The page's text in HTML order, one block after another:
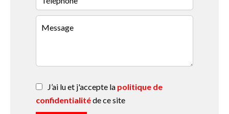
J’ai lu et j'accepte la politique de
confidentialitéde ce site